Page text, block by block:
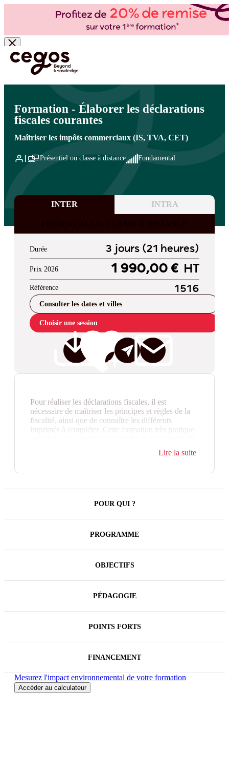
Skip to main content
Vous êtes ici : Accueil >Cegos, organisme de formation à Paris et en régions
Comptabilité - Fiscalité>
Formation - Élaborer les déclarations
fiscales courantes
Maîtriser les impôts commerciaux (IS, TVA, CET)
Présentiel ou classe à distance Fondamental
INTER INTRA
PRESENTIEL OU CLASSE A DISTANCE
Durée 3 jours (21 heures)
Prix 2026 1 990,00 € HT
Référence 1516
Consulter les dates et villes
Choisir une session
Pour réaliser les déclarations fiscales, il est
nécessaire de maîtriser les principes et règles de la
fiscalité, ainsi que de connaître les différents
imprimés à compléter. Cette formation très pratique
TVA, CET) et vous conduit à établir les déclarations
et à compléter les imprimés fiscaux usuels. Cette
les situations fiscales les plus courantes et répond de
évolutions à venir de la déclaration de TVA.
Lire la suite
POUR QUI ?
PROGRAMME
OBJECTIFS
PÉDAGOGIE
POINTS FORTS
FINANCEMENT
Mesurez l'impact environnemental de votre formation
Accéder au calculateur